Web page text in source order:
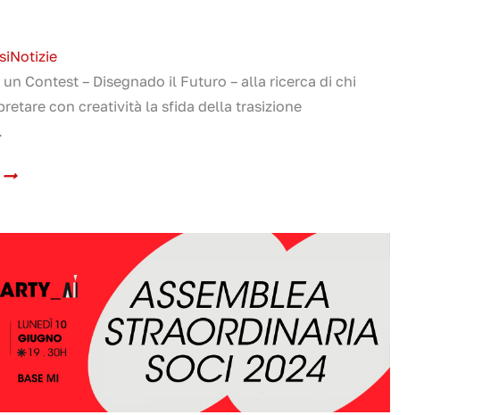
Notizie
un Contest – Disegnado il Futuro – alla ricerca di chi
con creatività la sfida della trasizione